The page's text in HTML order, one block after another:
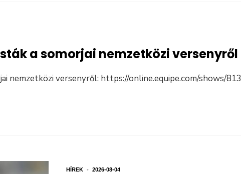
a somorjai nemzetközi versenyről
nemzetközi versenyről: https://online.equipe.com/shows/
HÍREK • 2026-08-04